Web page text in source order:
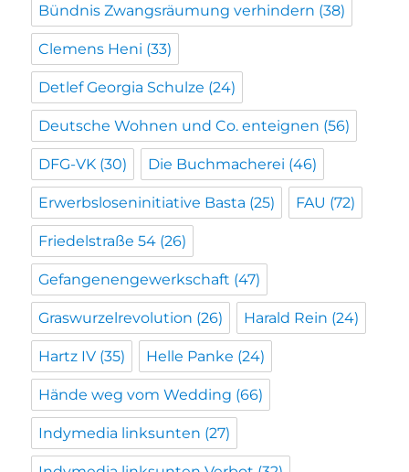
Bündnis Zwangsräumung verhindern (38)
Clemens Heni (33)
Detlef Georgia Schulze (24)
Deutsche Wohnen und Co. enteignen (56)
DFG-VK (30) Die Buchmacherei (46)
Erwerbsloseninitiative Basta (25) FAU (72)
Friedelstraße 54 (26)
Gefangenengewerkschaft (47)
Graswurzelrevolution (26) Harald Rein (24)
Hartz IV (35) Helle Panke (24)
Hände weg vom Wedding (66)
Indymedia linksunten (27)